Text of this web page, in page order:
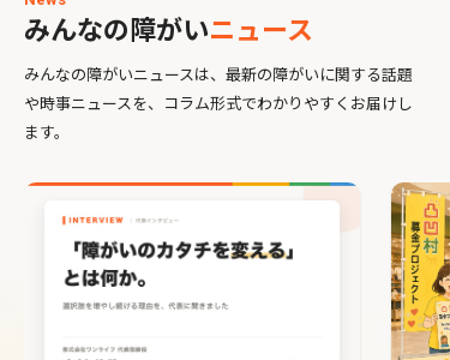
みんなの障がいニュース
みんなの障がいニュースは、最新の障がいに関する話題
や時事ニュースを、コラム形式でわかりやすくお届けし
ます。